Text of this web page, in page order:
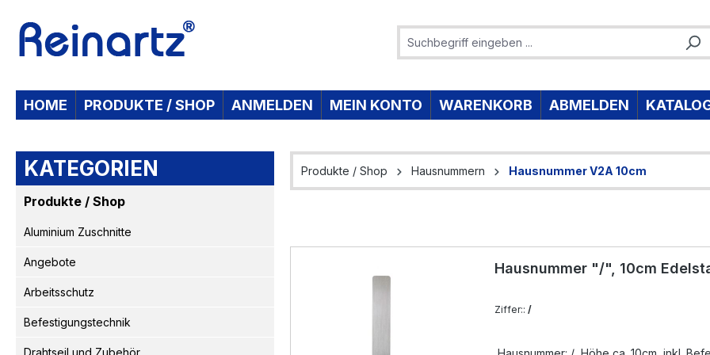
HOME PRODUKTE / SHOP ANMELDEN MEIN KONTO WARENKORB ABMELDEN
KATEGORIEN
Produkte / Shop
Aluminium Zuschnitte
Angebote
Arbeitsschutz
Befestigungstechnik
Drahtseil und Zubehör
Produkte / Shop Hausnummern Hausnummer V2A 10cm
Hausnummer "/", 10cm
Ziffer:: /